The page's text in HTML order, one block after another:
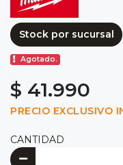
Stock por sucursal
Agotado.
$ 41.990
PRECIO EXCLUSIVO
CANTIDAD